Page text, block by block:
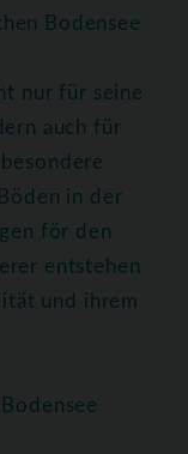
Bodensee
nur für seine
auch für
in der
för den
entstehen
und ihrem